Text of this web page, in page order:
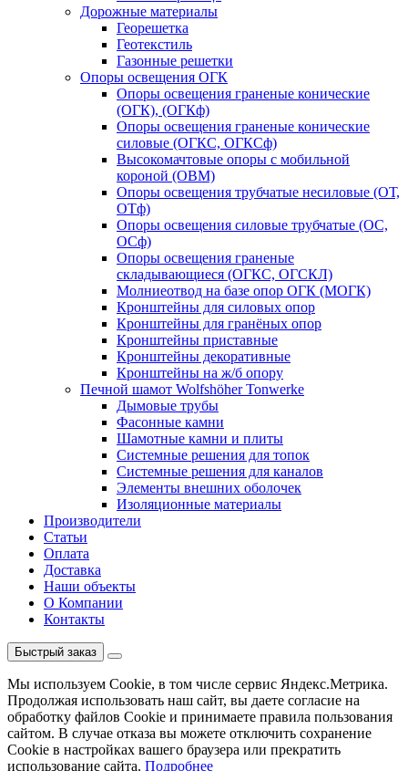
Дорожные материалы
Георешетка
Геотекстиль
Газонные решетки
Опоры освещения ОГК
Опоры освещения граненые конические
(ОГК), (ОГКф)
Опоры освещения граненые конические
силовые (ОГКС, ОГКСф)
Высокомачтовые опоры с мобильной
короной (ОВМ)
Опоры освещения трубчатые несиловые (ОТ,
ОТф)
Опоры освещения силовые трубчатые (ОС,
ОСф)
Опоры освещения граненые
складывающиеся (ОГКС, ОГСКЛ)
Молниеотвод на базе опор ОГК (МОГК)
Кронштейны для силовых опор
Кронштейны для гранёных опор
Кронштейны приставные
Кронштейны декоративные
Кронштейны на ж/б опору
Печной шамот Wolfshöher Tonwerke
Дымовые трубы
Фасонные камни
Шамотные камни и плиты
Системные решения для топок
Системные решения для каналов
Элементы внешних оболочек
Изоляционные материалы
Производители
Статьи
Оплата
Доставка
Наши объекты
О Компании
Контакты
Быстрый заказ
Мы используем Cookie, в том числе сервис Яндекс.Метрика.
Продолжая использовать наш сайт, вы даете согласие на
обработку файлов Cookie и принимаете правила пользования
сайтом. В случае отказа вы можете отключить сохранение
Cookie в настройках вашего браузера или прекратить
использование сайта. Подробнее